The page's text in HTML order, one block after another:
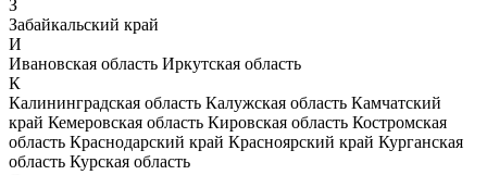
З
Забайкальский край
И
Ивановская область Иркутская область
К
Калининградская область Калужская область Камчатский
край Кемеровская область Кировская область Костромская
область Краснодарский край Красноярский край Курганская
область Курская область